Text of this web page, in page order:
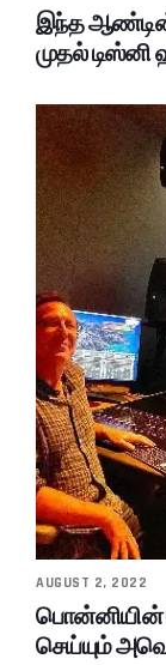
இந்த ஆண்டின்
முதல்
AUGUST 2, 2022
பொன்னியின்
செய்யும்